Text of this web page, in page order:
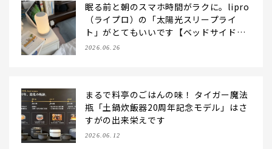
眠る前と朝のスマホ時間がラクに。lipro
（ライプロ）の「太陽光スリープライ
ト」がとてもいいです【ベッドサイドラ
イト】
2026.06.26
まるで料亭のごはんの味！ タイガー魔法
瓶「土鍋炊飯器20周年記念モデル」はさ
すがの出来栄えです
2026.06.12